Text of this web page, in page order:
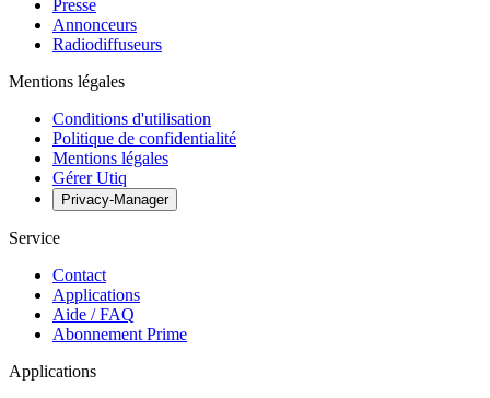
Presse
Annonceurs
Radiodiffuseurs
Mentions légales
Conditions d'utilisation
Politique de confidentialité
Mentions légales
Gérer Utiq
Privacy-Manager
Service
Contact
Applications
Aide / FAQ
Abonnement Prime
Applications